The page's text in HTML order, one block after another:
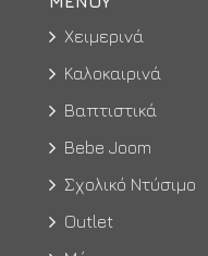
Χειμερινά
Καλοκαιρινά
Βαπτιστικά
Bebe Joom
Σχολικό Ντύσιμο
Outlet